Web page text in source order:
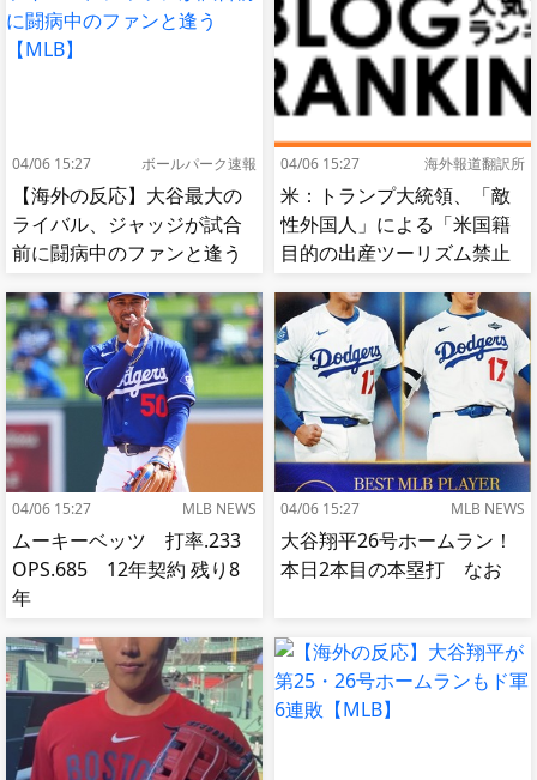
04/06 15:27 ボールパーク速報
【海外の反応】大谷最大の
ライバル、ジャッジが試合
前に闘病中のファンと逢う
04/06 15:27 海外報道翻訳所
米：トランプ大統領、「敵
性外国人」による「米国籍
目的の出産ツーリズム禁止
へ[海外の反応]
04/06 15:27 MLB NEWS
ムーキーベッツ 打率.233
OPS.685 12年契約 残り8
年
04/06 15:27 MLB NEWS
大谷翔平26号ホームラン！
本日2本目の本塁打 なお